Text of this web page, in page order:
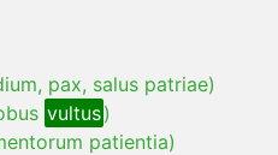
pax, salus patriae)
vultus)
patientia)